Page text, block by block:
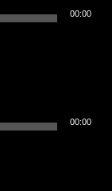
00:00
00:00